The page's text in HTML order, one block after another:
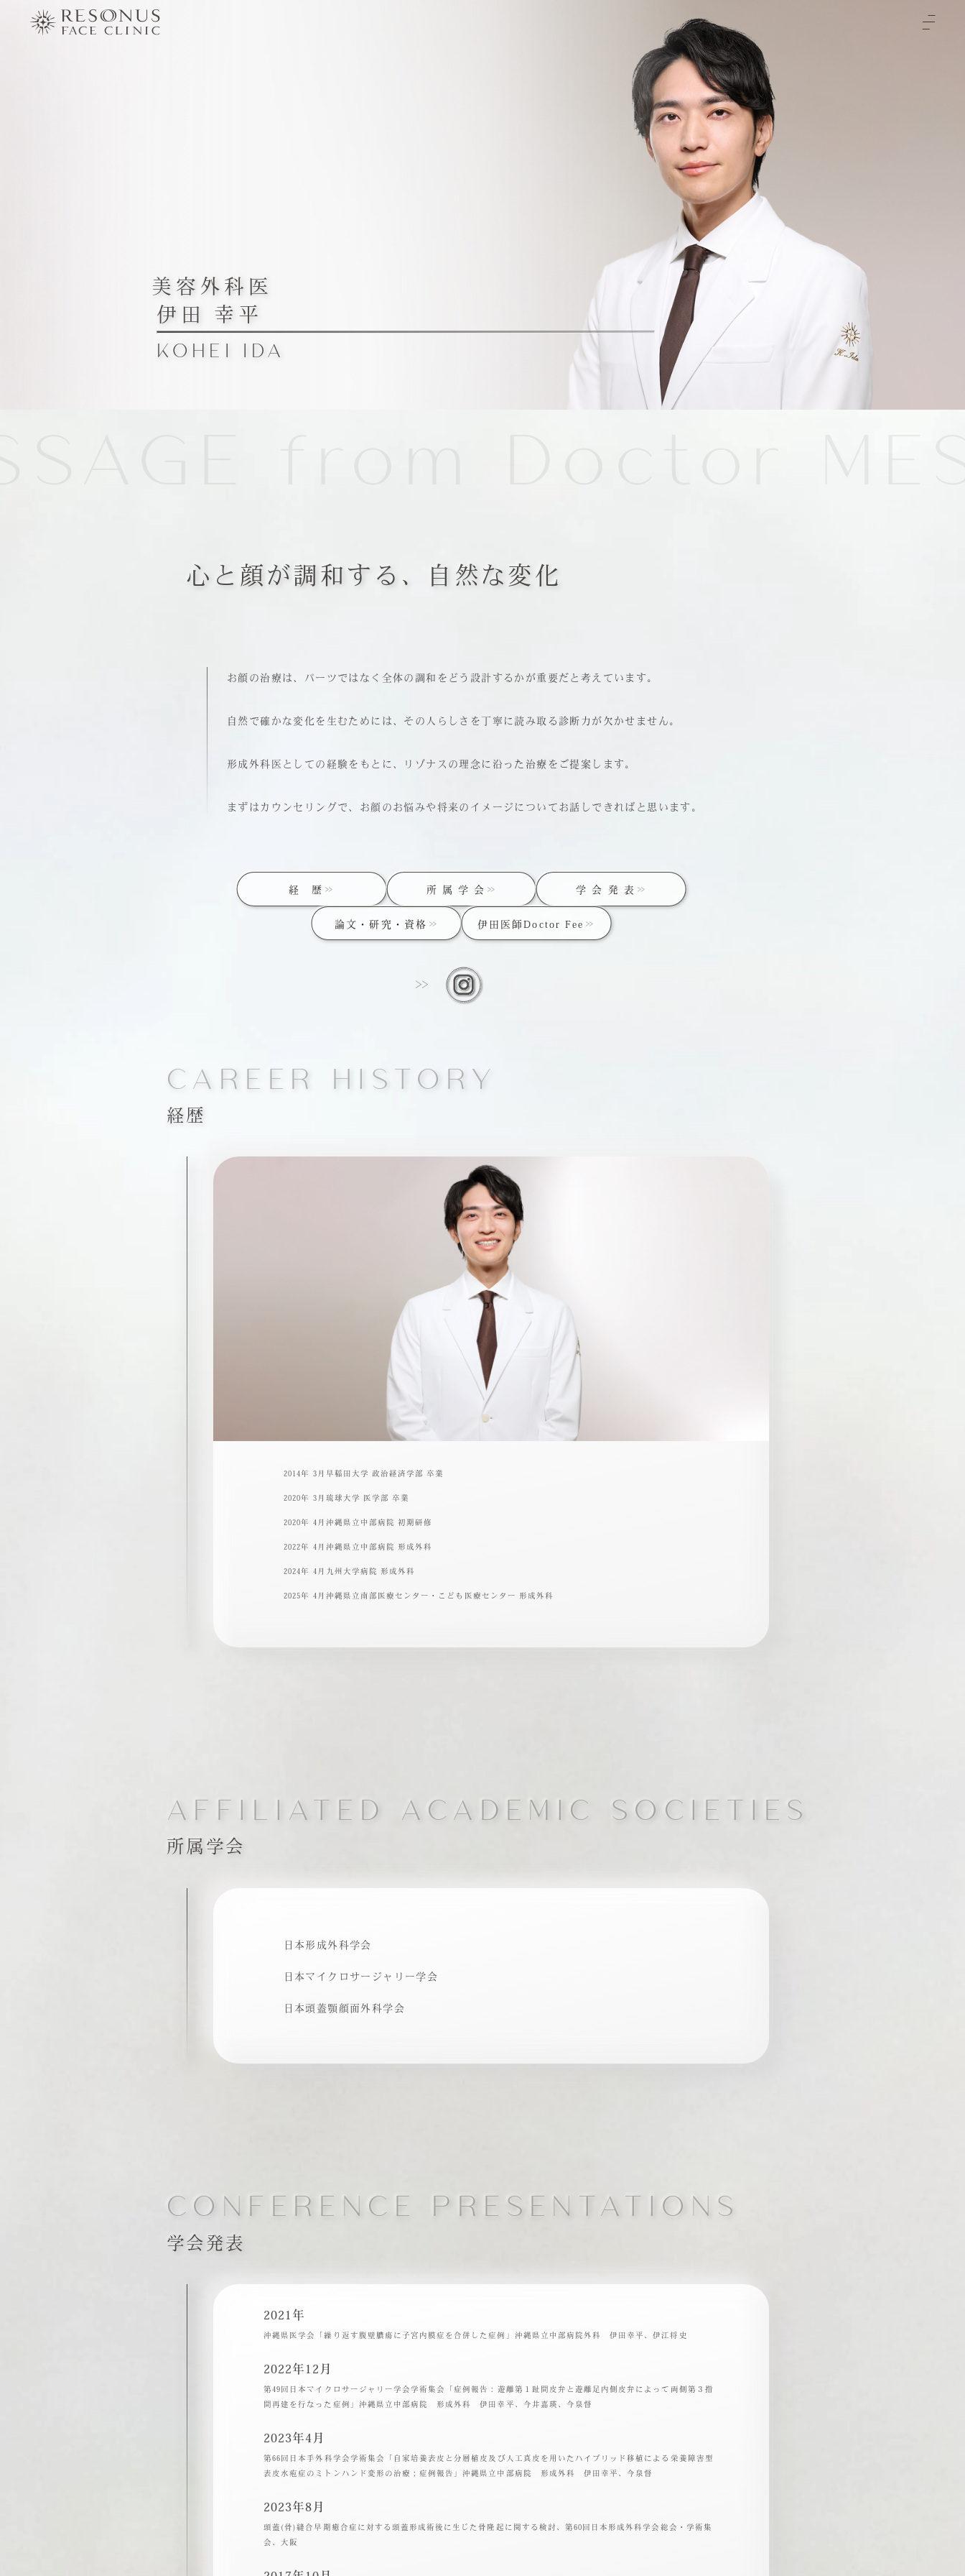
TOP
クリニックについて
治療をご検討の方へ
-初めての方へ
-未成年の方へ
施術メニュー
症例
-輪郭3点
-両顎
-フェイスリフト
料金表
-通常料金
ご予約と全体の流れ
ビューティーウェルネスデザイナー
-松浦 顕
-伊田 幸平
美容外科医
伊田 幸平
KOHEI IDA
心と顔が調和する、自然な変化
お顔の治療は、パーツではなく全体の調和をどう設計するかが重要だと考えています。
自然で確かな変化を生むためには、その人らしさを丁寧に読み取る診断力が欠かせません。
形成外科医としての経験をもとに、リゾナスの理念に沿った治療をご提案します。
まずはカウンセリングで、お顔のお悩みや将来のイメージについてお話しできればと思います。
経 歴 所 属 学 会 学 会 発 表
論文・研究・資格 伊田医師Doctor Fee
CAREER HISTORY
経歴
2014年 3月早稲田大学 政治経済学部 卒業
2020年 3月琉球大学 医学部 卒業
2020年 4月沖縄県立中部病院 初期研修
2022年 4月沖縄県立中部病院 形成外科
2024年 4月九州大学病院 形成外科
2025年 4月沖縄県立南部医療センター・こども医療センター 形成外科
AFFILIATED ACADEMIC SOCIETIES
所属学会
日本形成外科学会
日本マイクロサージャリー学会
日本頭蓋顎顔面外科学会
CONFERENCE PRESENTATIONS
学会発表
2021年
沖縄県医学会「繰り返す腹壁膿瘍に子宮内膜症を合併した症例」沖縄県立中部病院外科 伊田幸平、伊江将史
2022年12月
第49回日本マイクロサージャリー学会学術集会「症例報告：遊離第１趾間皮弁と遊離足内側皮弁によって両側第３指
間再建を行なった症例」沖縄県立中部病院 形成外科 伊田幸平、今井嘉瑛、今泉督
2023年4月
第66回日本手外科学会学術集会「自家培養表皮と分層植皮及び人工真皮を用いたハイブリッド移植による栄養障害型
表皮水疱症のミトンハンド変形の治療；症例報告」沖縄県立中部病院 形成外科 伊田幸平、今泉督
2023年8月
頭蓋(骨)縫合早期癒合症に対する頭蓋形成術後に生じた骨隆起に関する検討、第60回日本形成外科学会総会・学術集
会、大阪